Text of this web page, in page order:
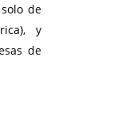
de
y
de